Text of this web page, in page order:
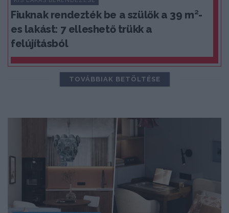
Fiuknak rendezték be a szülők a 39 m²-
es lakást: 7 elleshető trükk a
felújításból
TOVÁBBIAK BETÖLTÉSE